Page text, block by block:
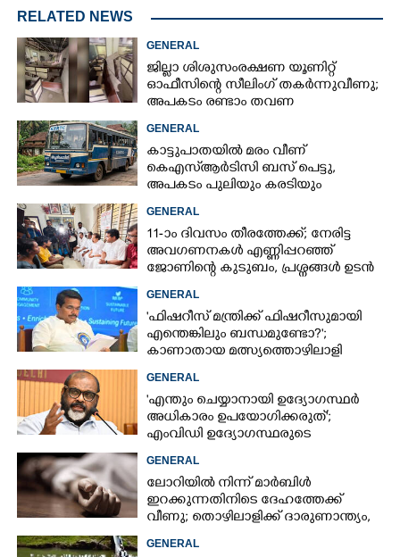
RELATED NEWS
GENERAL
ജില്ലാ ശിശുസംരക്ഷണ യൂണിറ്റ്
ഓഫീസിന്റെ സീലിംഗ് തകർന്നുവീണു;
അപകടം രണ്ടാം തവണ
GENERAL
കാട്ടുപാതയിൽ മരം വീണ്
കെഎസ്‌ആർടിസി ബസ് പെട്ടു,
അപകടം പുലിയും കരടിയും
GENERAL
11-ാം ദിവസം തീരത്തേക്ക്; നേരിട്ട
അവഗണനകൾ എണ്ണിപ്പറഞ്ഞ്
ജോണിന്റെ കുടുബം,​ പ്രശ്നങ്ങൾ ഉടൻ
GENERAL
'ഫിഷറീസ് മന്ത്രിക്ക് ഫിഷറീസുമായി
എന്തെങ്കിലും ബന്ധമുണ്ടോ?';
കാണാതായ മത്സ്യത്തൊഴിലാളി
GENERAL
'എന്തും ചെയ്യാനായി ഉദ്യോഗസ്ഥർ
അധികാരം ഉപയോഗിക്കരുത്';
എംവിഡി ഉദ്യോഗസ്ഥരുടെ
GENERAL
ലോറിയിൽ നിന്ന് മാർബിൾ
ഇറക്കുന്നതിനിടെ ദേഹത്തേക്ക്
വീണു; തൊഴിലാളിക്ക് ദാരുണാന്ത്യം,
GENERAL